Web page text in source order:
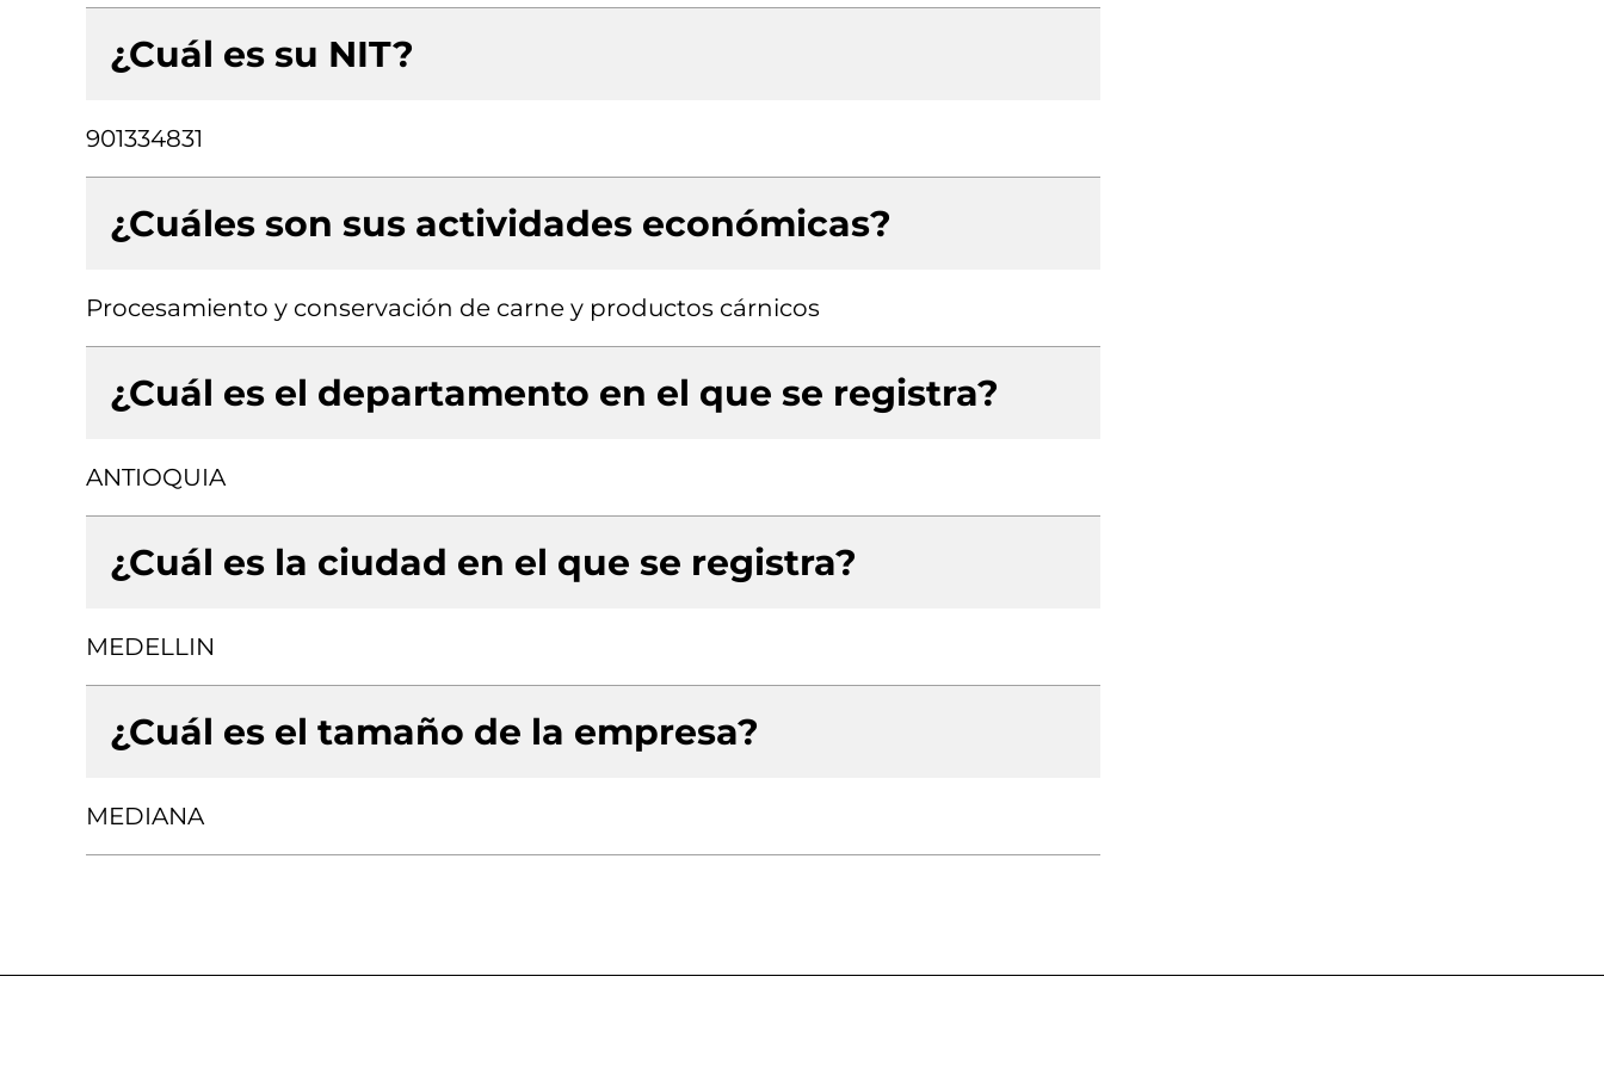
¿Cuál es su NIT?
901334831
¿Cuáles son sus actividades económicas?
Procesamiento y conservación de carne y productos cárnicos
¿Cuál es el departamento en el que se registra?
ANTIOQUIA
¿Cuál es la ciudad en el que se registra?
MEDELLIN
¿Cuál es el tamaño de la empresa?
MEDIANA